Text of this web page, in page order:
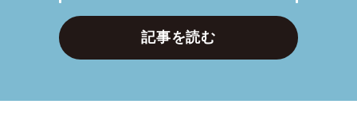
記事を読む